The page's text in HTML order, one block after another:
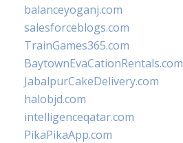
balanceyoganj.com
salesforceblogs.com
TrainGames365.com
BaytownEvaCationRentals.com
JabalpurCakeDelivery.com
halobjd.com
intelligenceqatar.com
PikaPikaApp.com